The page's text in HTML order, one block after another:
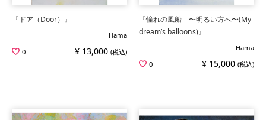
『ドア（Door）』
Hama
0
¥ 13,000 (税込)
『憧れの風船 〜明るい方へ〜(My
dream’s balloons)』
Hama
0
¥ 15,000 (税込)